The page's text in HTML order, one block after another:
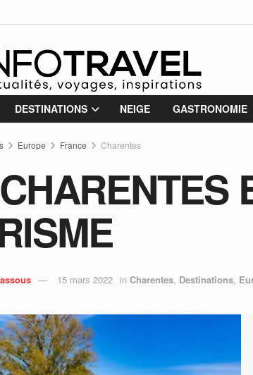
DESTINATIONS NEIGE GASTRONOMIE
Europe France Charentes
15 mars 2022 in Charentes, Destinations,